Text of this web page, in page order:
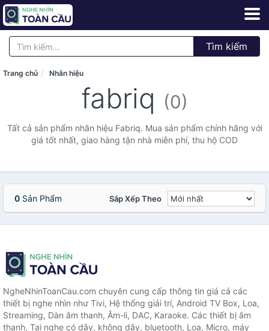
Tìm kiếm
Trang chủ Nhãn hiệu
fabriq (0)
Tất cả sản phẩm nhãn hiệu Fabriq. Mua sản phẩm chính hãng với
giá tốt nhất, giao hàng tận nhà miễn phí, thu hộ COD
0 Sản Phẩm Sắp Xếp Theo
NgheNhinToanCau.com chuyên cung cấp thông tin giá cả các
thiết bị nghe nhìn như Tivi, Hệ thống giải trí, Android TV Box, Loa,
Streaming, Dàn âm thanh, Âm-li, DAC, Karaoke. Các thiết bị âm
thanh, Tai nghe có dây, không dây, bluetooth, Loa, Micro, máy